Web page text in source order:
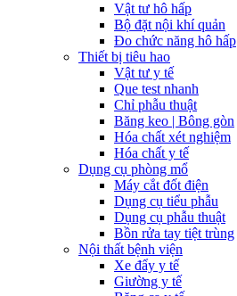
Vật tư hô hấp
Bộ đặt nội khí quản
Đo chức năng hô hấp
Thiết bị tiêu hao
Vật tư y tế
Que test nhanh
Chỉ phẫu thuật
Băng keo | Bông gòn
Hóa chất xét nghiệm
Hóa chất y tế
Dụng cụ phòng mổ
Máy cắt đốt điện
Dụng cụ tiểu phẫu
Dụng cụ phẫu thuật
Bồn rửa tay tiệt trùng
Nội thất bệnh viện
Xe đẩy y tế
Giường y tế